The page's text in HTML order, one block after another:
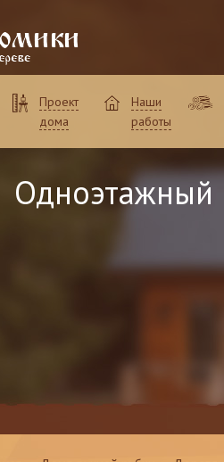
Проект
дома
Наши
работы
Одноэтажный